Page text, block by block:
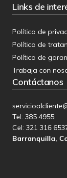
Links de
Política de
Política de
Política de
Trabaja con
Contáctanos
Tel: 385 4955
Cel:321 316
Barranquilla,